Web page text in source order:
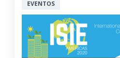
EVENTOS